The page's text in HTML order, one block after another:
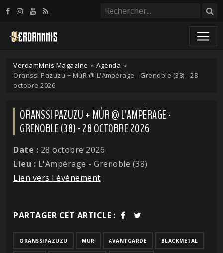
VerdamMnis Magazine » Agenda »
Oranssi Pazuzu + MùR @ L'Ampérage - Grenoble (38) - 28
octobre 2026
ORANSSI PAZUZU + MÙR @ L'AMPÉRAGE -
GRENOBLE (38) - 28 OCTOBRE 2026
Date : 28 octobre 2026
Lieu : L'Ampérage - Grenoble (38)
Lien vers l'évènement
PARTAGER CET ARTICLE :
ORANSSIPAZUZU MUR AVANTGARDE BLACKMETAL
Panneau de gestion des cookies